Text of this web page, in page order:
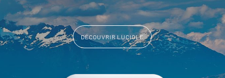
DÉCOUVRIR LUCIOLE